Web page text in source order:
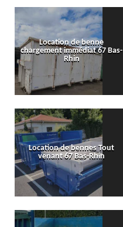
Location de benne
chargement immédiat 67 Bas-
Rhin
Location de bennes Tout
venant 67 Bas-Rhin